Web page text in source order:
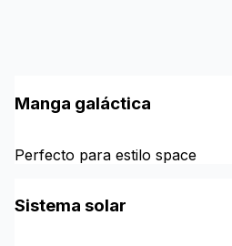
Manga galáctica
Perfecto para estilo space
Sistema solar